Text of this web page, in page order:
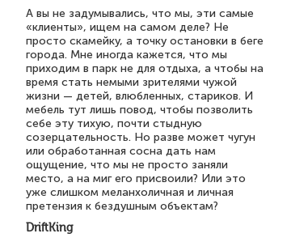
А вы не задумывались, что мы, эти самые
«клиенты», ищем на самом деле? Не
просто скамейку, а точку остановки в беге
города. Мне иногда кажется, что мы
приходим в парк не для отдыха, а чтобы на
время стать немыми зрителями чужой
жизни — детей, влюбленных, стариков. И
мебель тут лишь повод, чтобы позволить
себе эту тихую, почти стыдную
созерцательность. Но разве может чугун
или обработанная сосна дать нам
ощущение, что мы не просто заняли
место, а на миг его присвоили? Или это
уже слишком меланхоличная и личная
претензия к бездушным объектам?
DriftKing